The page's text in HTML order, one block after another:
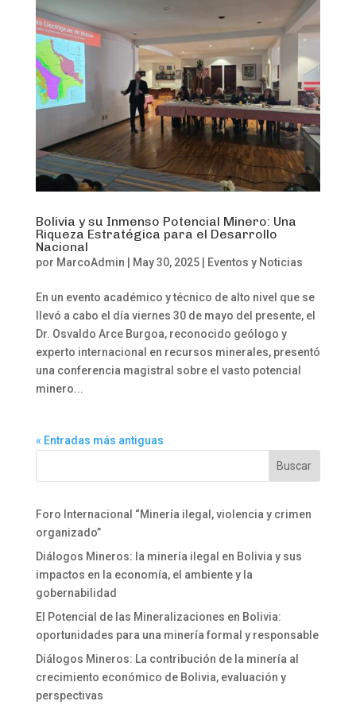
Bolivia y su Inmenso Potencial Minero: Una
Riqueza Estratégica para el Desarrollo
Nacional
por MarcoAdmin May 30, 2025| Eventos y Noticias
En un evento académico y técnico de alto nivel que se
llevó a cabo el día viernes 30 de mayo del presente, el
Dr. Osvaldo Arce Burgoa, reconocido geólogo y
experto internacional en recursos minerales, presentó
una conferencia magistral sobre el vasto potencial
minero...
« Entradas más antiguas
Foro Internacional “Minería ilegal, violencia y crimen
organizado”
Diálogos Mineros: la minería ilegal en Bolivia y sus
impactos en la economía, el ambiente y la
gobernabilidad
El Potencial de las Mineralizaciones en Bolivia:
oportunidades para una minería formal y responsable
Diálogos Mineros: La contribución de la minería al
crecimiento económico de Bolivia, evaluación y
perspectivas